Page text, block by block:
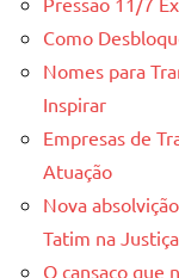
Como
Nomes para
Inspirar
Empresas de
Atuação
Nova
Tatim na
O cansaço que